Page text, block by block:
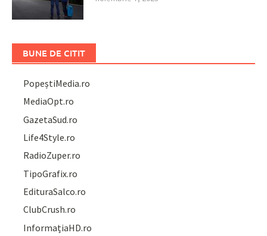
BUNE DE CITIT
PopeștiMedia.ro
MediaOpt.ro
GazetaSud.ro
Life4Style.ro
RadioZuper.ro
TipoGrafix.ro
EdituraSalco.ro
ClubCrush.ro
InformațiaHD.ro